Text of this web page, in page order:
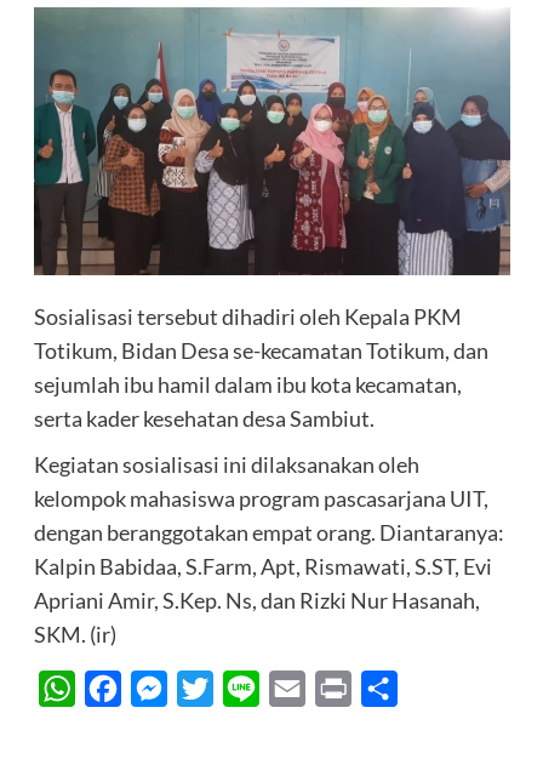
Sosialisasi tersebut dihadiri oleh Kepala PKM
Totikum, Bidan Desa se-kecamatan Totikum, dan
sejumlah ibu hamil dalam ibu kota kecamatan,
serta kader kesehatan desa Sambiut.
Kegiatan sosialisasi ini dilaksanakan oleh
kelompok mahasiswa program pascasarjana UIT,
dengan beranggotakan empat orang. Diantaranya:
Kalpin Babidaa, S.Farm, Apt, Rismawati, S.ST, Evi
Apriani Amir, S.Kep. Ns, dan Rizki Nur Hasanah,
SKM. (ir)
WhatsAppFacebookMessenger
Twitter Line Email Print